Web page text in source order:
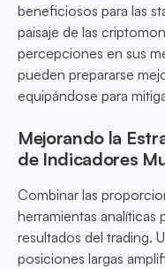
beneficiosos para las
paisaje de las
percepciones en sus
pueden prepararse
equipándose para
Mejorando la
de Indicadores
Combinar las
herramientas
resultados del trading.
posiciones largas